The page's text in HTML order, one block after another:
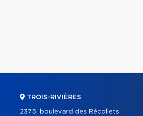
TROIS-RIVIÈRES
2375, boulevard des Récollets